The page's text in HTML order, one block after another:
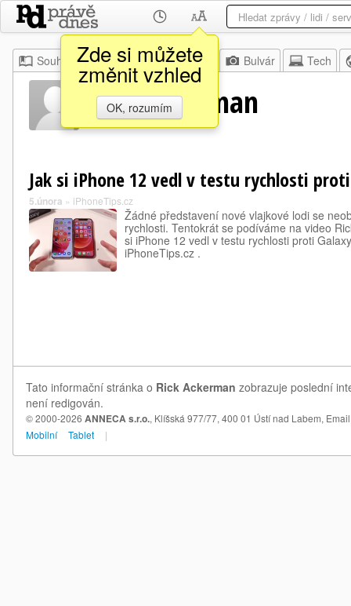
Zde si můžete
změnit vzhled
OK, rozumím
Souhrn Moje Z domova Bulvár Tech
Rick Ackerman
Jak si iPhone 12 vedl v testu rychlosti proti
5.února » iPhoneTips.cz
Žádné představení nové vlajkové lodi se
rychlosti. Tentokrát se podíváme na video
si iPhone 12 vedl v testu rychlosti proti
iPhoneTips.cz .
Tato informační stránka o Rick Ackerman zobrazuje poslední
není redigován.
© 2000-2026 ANNECA s.r.o., Klíšská 977/77, 400 01 Ústí nad Labem,
Mobilní
Tablet |